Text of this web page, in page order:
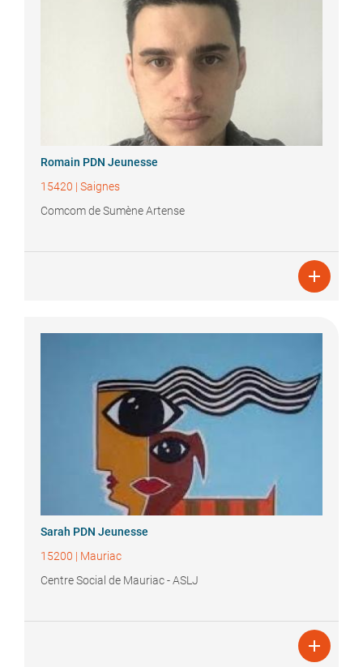
Romain PDN Jeunesse
15420 | Saignes
Comcom de Sumène Artense

Sarah PDN Jeunesse
15200 | Mauriac
Centre Social de Mauriac - ASLJ
